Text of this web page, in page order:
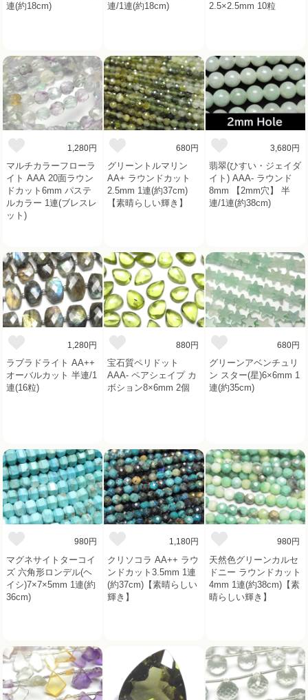
連(約18cm)
連/1連(約18cm)
2.5×2.5mm 10粒
1,280円
マルチカラーフローラ
イト AAA 20面ラウン
ドカット6mm パステ
ルカラー 1連(ブレスレ
ット)
680円
グリーントルマリン
AA+ ラウンドカット
2.5mm 1連(約37cm)
【素晴らしい輝き】
3,680円
翡翠(ひすい・ジェイダ
イト) AAA- ラウンド
8mm 【2mm穴】 半
連/1連(約38cm)
1,280円
ラブラドライト AA++
オーバルカット 半連/1
連(16粒)
880円
宝石質ペリドット
AAA- ペアシェイプ カ
ボション8×6mm 2個
680円
グリーンアベンチュリ
ン スター(星)6×6mm 1
連(約35cm)
980円
マグネサイトターコイ
ズ 六角形ロンデル(ヘ
イシ)7×7×5mm 1連(約
36cm)
1,180円
クリソコラ AA++ ラウ
ンドカット3.5mm 1連
(約37cm)【素晴らしい
輝き】
980円
天然色グリーンカルセ
ドニー ラウンドカット
4mm 1連(約38cm)【素
晴らしい輝き】